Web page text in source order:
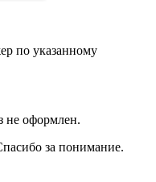
по указанному
не оформлен.
за понимание.